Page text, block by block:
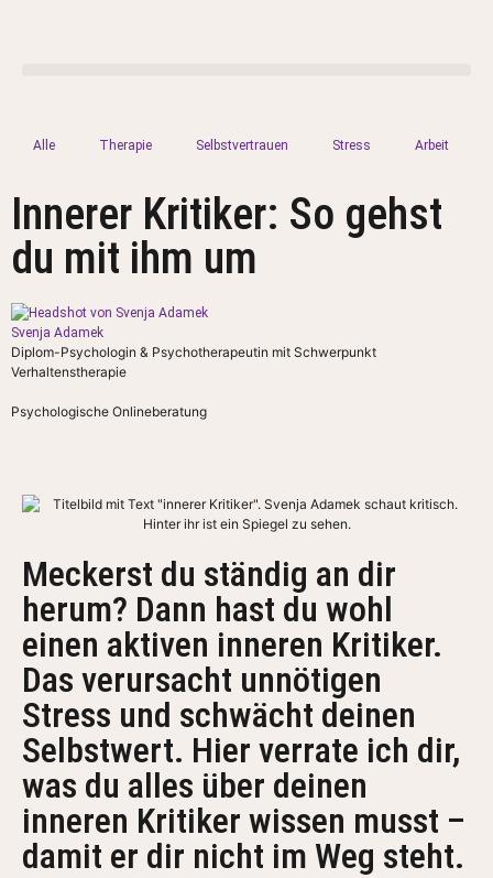
Alle Therapie Selbstvertrauen Stress Arbeit
Innerer Kritiker: So gehst
du mit ihm um
Svenja Adamek
Diplom-Psychologin & Psychotherapeutin mit Schwerpunkt
Verhaltenstherapie
Psychologische Onlineberatung
Meckerst du ständig an dir
herum? Dann hast du wohl
einen aktiven inneren Kritiker.
Das verursacht unnötigen
Stress und schwächt deinen
Selbstwert. Hier verrate ich dir,
was du alles über deinen
inneren Kritiker wissen musst –
damit er dir nicht im Weg steht.